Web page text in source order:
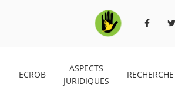
ECROB
ASPECTS
JURIDIQUES
RECHERCHE